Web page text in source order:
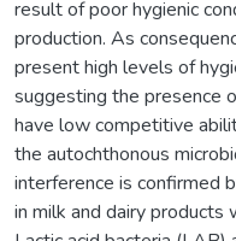
result of poor hygienic
production. As
present high levels of
suggesting the presence
have low competitive
the autochthonous
interference is confirmed
in milk and dairy products